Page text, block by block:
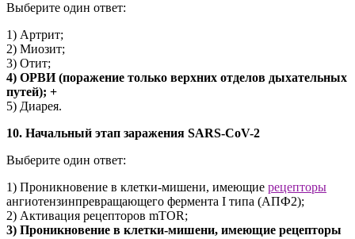
Выберите один ответ:
1) Артрит;
2) Миозит;
3) Отит;
4) ОРВИ (поражение только верхних отделов дыхательных
путей); +
5) Диарея.
10. Начальный этап заражения SARS-CoV-2
Выберите один ответ:
1) Проникновение в клетки-мишени, имеющие рецепторы
ангиотензинпревращающего фермента I типа (АПФ2);
2) Активация рецепторов mTOR;
3) Проникновение в клетки-мишени, имеющие рецепторы